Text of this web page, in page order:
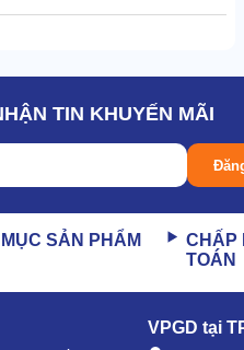
TIN KHUYẾN MÃI
SẢN PHẨM
CHẤP
TOÁN
VPGD tại